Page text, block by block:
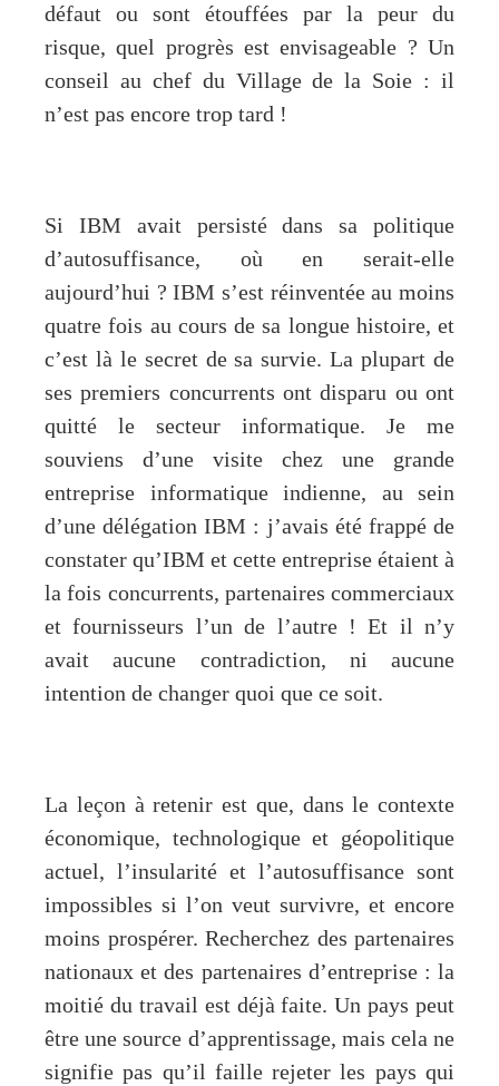
défaut ou sont étouffées par la peur du
risque, quel progrès est envisageable ? Un
conseil au chef du Village de la Soie : il
n’est pas encore trop tard !
Si IBM avait persisté dans sa politique
d’autosuffisance, où en serait-elle
aujourd’hui ? IBM s’est réinventée au moins
quatre fois au cours de sa longue histoire, et
c’est là le secret de sa survie. La plupart de
ses premiers concurrents ont disparu ou ont
quitté le secteur informatique. Je me
souviens d’une visite chez une grande
entreprise informatique indienne, au sein
d’une délégation IBM : j’avais été frappé de
constater qu’IBM et cette entreprise étaient à
la fois concurrents, partenaires commerciaux
et fournisseurs l’un de l’autre ! Et il n’y
avait aucune contradiction, ni aucune
intention de changer quoi que ce soit.
La leçon à retenir est que, dans le contexte
économique, technologique et géopolitique
actuel, l’insularité et l’autosuffisance sont
impossibles si l’on veut survivre, et encore
moins prospérer. Recherchez des partenaires
nationaux et des partenaires d’entreprise : la
moitié du travail est déjà faite. Un pays peut
être une source d’apprentissage, mais cela ne
signifie pas qu’il faille rejeter les pays qui